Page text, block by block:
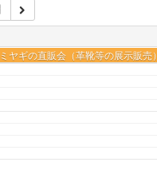
ヤギの直販会（革靴等の展示販売）